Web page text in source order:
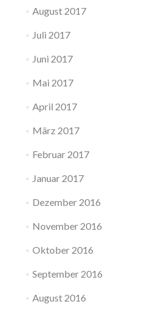
August 2017
Juli 2017
Juni 2017
Mai 2017
April 2017
März 2017
Februar 2017
Januar 2017
Dezember 2016
November 2016
Oktober 2016
September 2016
August 2016